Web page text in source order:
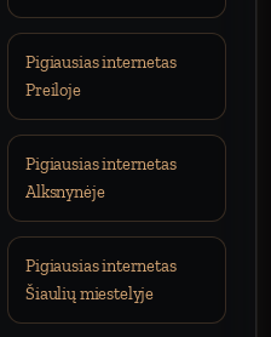
Pigiausias internetas
Preiloje
Pigiausias internetas
Alksnynėje
Pigiausias internetas
Šiaulių miestelyje